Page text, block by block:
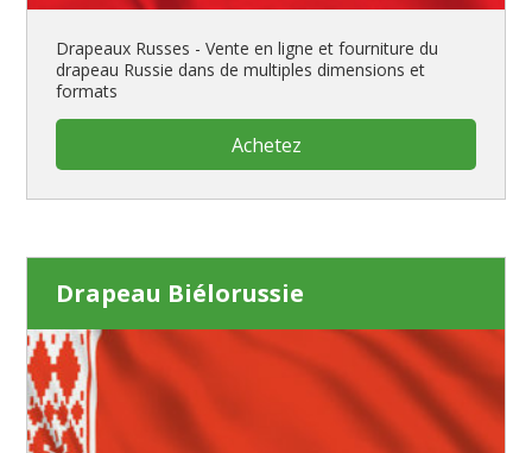
Drapeaux Russes - Vente en ligne et fourniture du
drapeau Russie dans de multiples dimensions et
formats
Achetez
Drapeau Biélorussie